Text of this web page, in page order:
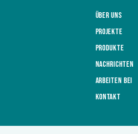
Über uns
Projekte
Produkte
Nachrichten
Arbeiten bei
Kontakt